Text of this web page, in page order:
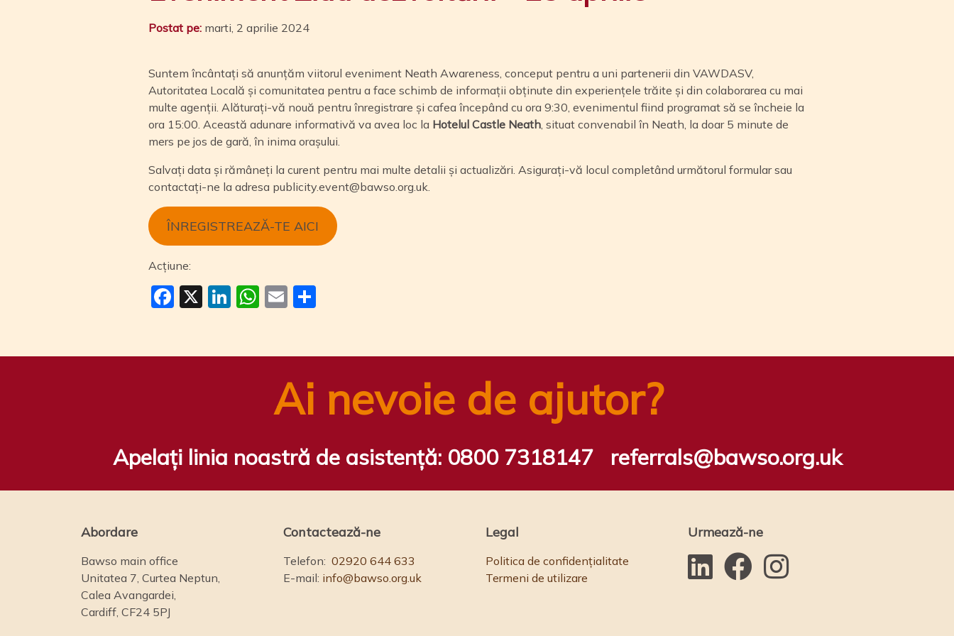
Postat pe: marti, 2 aprilie 2024
Suntem încântați să anunțăm viitorul eveniment Neath Awareness, conceput pentru a uni partenerii din VAWDASV,
Autoritatea Locală și comunitatea pentru a face schimb de informații obținute din experiențele trăite și din colaborarea cu mai
multe agenții. Alăturați-vă nouă pentru înregistrare și cafea începând cu ora 9:30, evenimentul fiind programat să se încheie la
ora 15:00. Această adunare informativă va avea loc la Hotelul Castle Neath, situat convenabil în Neath, la doar 5 minute de
mers pe jos de gară, în inima orașului.
Salvați data și rămâneți la curent pentru mai multe detalii și actualizări. Asigurați-vă locul completând următorul formular sau
contactați-ne la adresa publicity.event@bawso.org.uk.
ÎNREGISTREAZĂ-TE AICI
Acțiune:
Facebook
X LinkedIn
WhatsApp
Email
Ai nevoie de ajutor?
Apelați linia noastră de asistență: 0800 7318147 referrals@bawso.org.uk
Abordare
Bawso main office
Unitatea 7, Curtea Neptun,
Calea Avangardei,
Cardiff, CF24 5PJ
Contactează-ne
Telefon: 02920 644 633
E-mail: info@bawso.org.uk
Legal
Politica de confidențialitate
Termeni de utilizare
Urmează-ne